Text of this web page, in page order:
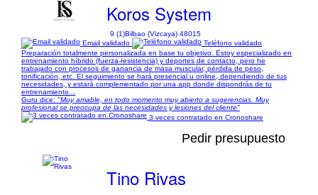
Koros System
9 (1)Bilbao (Vizcaya) 48015
Email validado
Teléfono validado
Preparación totalmente personalizada en base tu objetivo. Estoy especializado en
entrenamiento híbrido (fuerza-resistencia) y deportes de contacto, pero he
trabajado con procesos de ganancia de masa muscular, pérdida de peso,
tonificación, etc. El seguimiento se hará presencial u online, dependiendo de tus
necesidades, y estará complementado por una app donde dispondrás de tu
entrenamiento...
Guru dice: "Muy amable, en todo momento muy abierto a sugerencias. Muy
profesional se preocupa de las necesidades y lesiones del cliente"
3 veces contratado en Cronoshare
Pedir presupuesto
Tino Rivas